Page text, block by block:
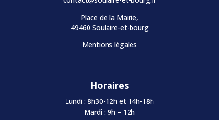
Place de la Mairie,
49460 Soulaire-et-bourg
Mentions légales
Horaires
Lundi : 8h30-12h et 14h-18h
Mardi : 9h – 12h